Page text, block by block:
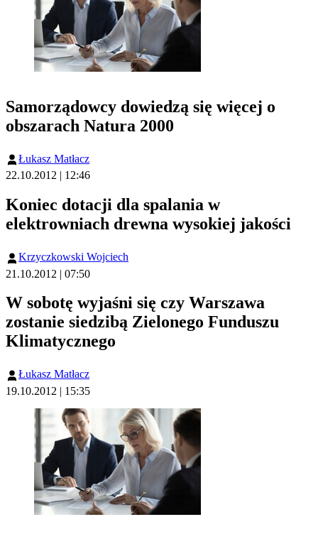
Samorządowcy dowiedzą się więcej o
obszarach Natura 2000
Łukasz Matłacz
22.10.2012 | 12:46
Koniec dotacji dla spalania w
elektrowniach drewna wysokiej jakości
Krzyczkowski Wojciech
21.10.2012 | 07:50
W sobotę wyjaśni się czy Warszawa
zostanie siedzibą Zielonego Funduszu
Klimatycznego
Łukasz Matłacz
19.10.2012 | 15:35